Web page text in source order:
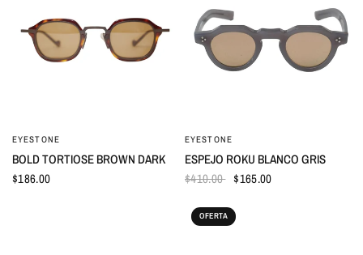
EYESTONE
BOLD TORTIOSE BROWN DARK
$186.00
EYESTONE
ESPEJO ROKU BLANCO GRIS
$410.00 $165.00
OFERTA